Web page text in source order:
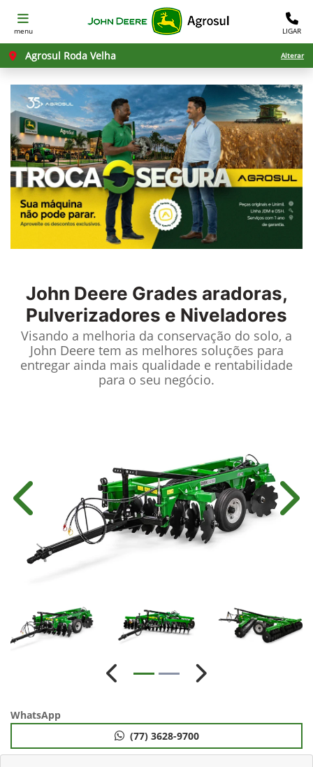
menu LIGAR
Agrosul Roda Velha Alterar
John Deere Grades aradoras,
Pulverizadores e Niveladores
Visando a melhoria da conservação do solo, a
John Deere tem as melhores soluções para
entregar ainda mais qualidade e rentabilidade
para o seu negócio.
Anterior
Anterior Próximo
WhatsApp
(77) 3628-9700